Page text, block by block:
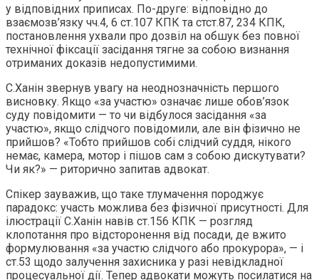
у відповідних приписах. По-друге: відповідно до
взаємозв’язку чч.4, 6 ст.107 КПК та стст.87, 234 КПК,
постановлення ухвали про дозвіл на обшук без повної
технічної фіксації засідання тягне за собою визнання
отриманих доказів недопустимими.
С.Ханін звернув увагу на неоднозначність першого
висновку. Якщо «за участю» означає лише обов’язок
суду повідомити — то чи відбулося засідання «за
участю», якщо слідчого повідомили, але він фізично не
прийшов? «Тобто прийшов собі слідчий суддя, нікого
немає, камера, мотор і пішов сам з собою дискутувати?
Чи як?» — риторично запитав адвокат.
Спікер зауважив, що таке тлумачення породжує
парадокс: участь можлива без фізичної присутності. Для
ілюстрації С.Ханін навів ст.156 КПК — розгляд
клопотання про відсторонення від посади, де вжито
формулювання «за участю слідчого або прокурора», — і
ст.53 щодо залучення захисника у разі невідкладної
процесуальної дії. Тепер адвокати можуть посилатися на